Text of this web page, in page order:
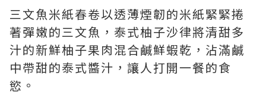
三文魚米紙春卷以透薄煙韌的米紙緊緊捲
著彈嫩的三文魚，泰式柚子沙律將清甜多
汁的新鮮柚子果肉混合鹹鮮蝦乾，沾滿鹹
中帶甜的泰式醬汁，讓人打開一餐的食
慾。